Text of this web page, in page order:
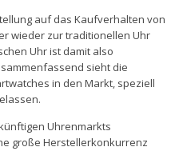
auf das Kaufverhalten von
wieder zur traditionellen Uhr
Uhr ist damit also
sieht die
in den Markt, speziell
Uhrenmarkts
große Herstellerkonkurrenz